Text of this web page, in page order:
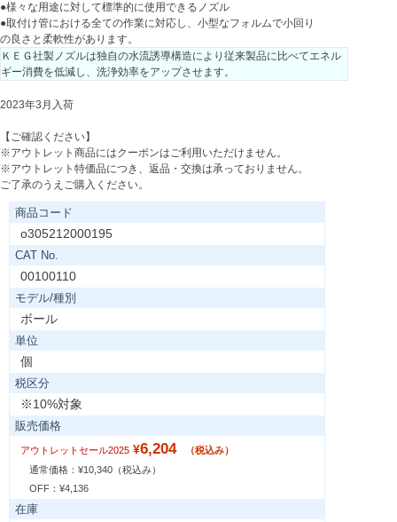
●様々な用途に対して標準的に使用できるノズル
●取付け管における全ての作業に対応し、小型なフォルムで小回り
の良さと柔軟性があります。
ＫＥＧ社製ノズルは独自の水流誘導構造により従来製品に比べてエネル
ギー消費を低減し、洗浄効率をアップさせます。
2023年3月入荷
【ご確認ください】
※アウトレット商品にはクーポンはご利用いただけません。
※アウトレット特価品につき、返品・交換は承っておりません。
ご了承のうえご購入ください。
商品コード
o305212000195
CAT No.
00100110
モデル/種別
ボール
単位
個
税区分
※10%対象
販売価格
アウトレットセール2025 ¥6,204
（税込み）
通常価格：¥10,340 （税込み）
OFF：¥4,136
在庫